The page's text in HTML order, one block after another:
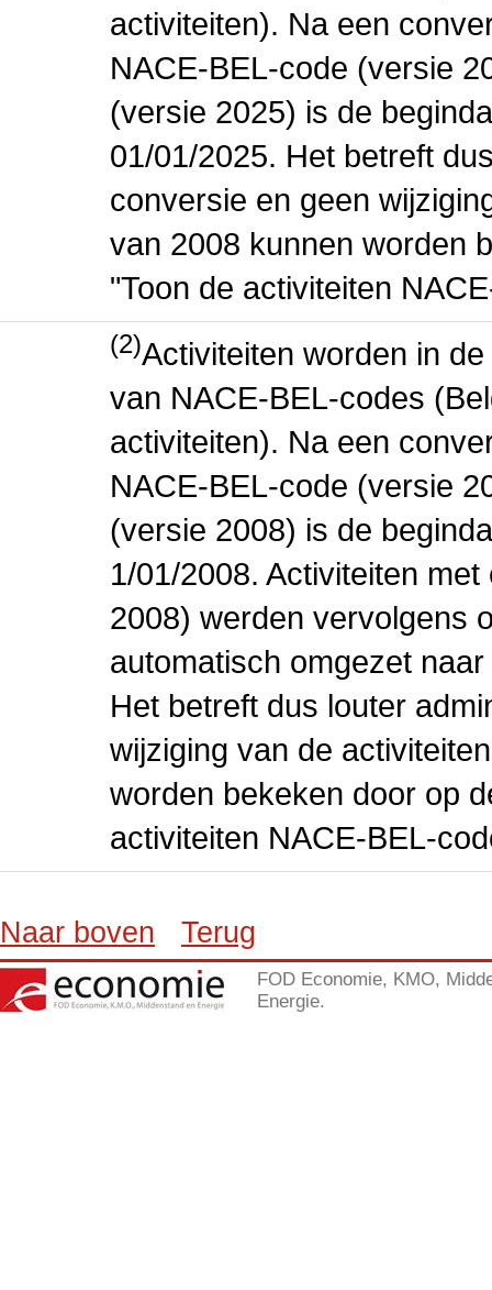
activiteiten). Na een
NACE-BEL-code (versie
(versie 2025) is de
01/01/2025. Het betreft
conversie en geen
van 2008 kunnen worden
"Toon de activiteiten
(2)Activiteiten worden in
van NACE-BEL-codes
activiteiten). Na een
NACE-BEL-code (versie
(versie 2008) is de
1/01/2008. Activiteiten
2008) werden vervolgens
automatisch omgezet
Het betreft dus louter
wijziging van de
worden bekeken door op
activiteiten NACE-BEL-
Naar boven Terug
FOD Economie, KMO,
Energie.